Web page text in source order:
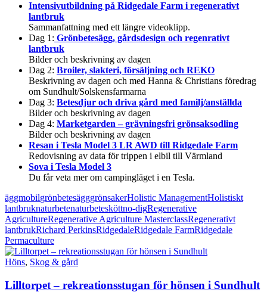
Intensivutbildning på Ridgedale Farm i regenerativt
lantbruk
Sammanfattning med ett längre videoklipp.
Dag 1: Grönbetesägg, gårdsdesign och regenrativt
lantbruk
Bilder och beskrivning av dagen
Dag 2: Broiler, slakteri, försäljning och REKO
Beskrivning av dagen och med Hanna & Christians föredrag
om Sundhult/Solskensfarmarna
Dag 3: Betesdjur och driva gård med familj/anställda
Bilder och beskrivning av dagen
Dag 4: Marketgarden – grävningsfri grönsaksodling
Bilder och beskrivning av dagen
Resan i Tesla Model 3 LR AWD till Ridgedale Farm
Redovisning av data för trippen i elbil till Värmland
Sova i Tesla Model 3
Du får veta mer om campingläget i en Tesla.
äggmobilgrönbetesägggrönsakerHolistic ManagementHolistiskt
lantbruknaturbetenaturbetesköttno-digRegenerative
AgricultureRegenerative Agriculture MasterclassRegenerativt
lantbrukRichard PerkinsRidgedaleRidgedale FarmRidgedale
Permaculture
Höns, Skog & gård
Lilltorpet – rekreationsstugan för hönsen i Sundhult